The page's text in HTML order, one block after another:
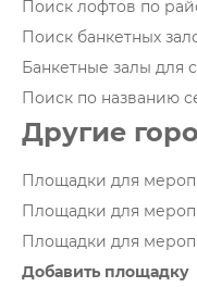
Поиск лофтов по
Поиск банкетных
Банкетные залы для
Поиск по названию
Другие
Площадки для
Площадки для
Площадки для
Добавить площадку